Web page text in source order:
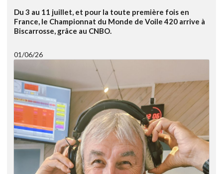
Du 3 au 11 juillet, et pour la toute première fois en
France, le Championnat du Monde de Voile 420 arrive à
Biscarrosse, grâce au CNBO.
01/06/26